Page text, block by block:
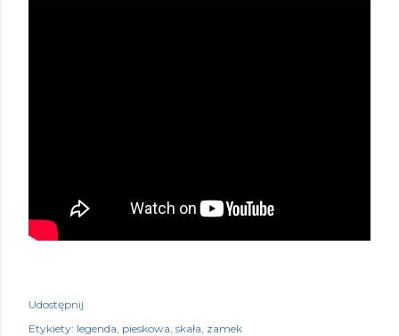
Udostępnij
Etykiety: legenda pieskowa skała zamek